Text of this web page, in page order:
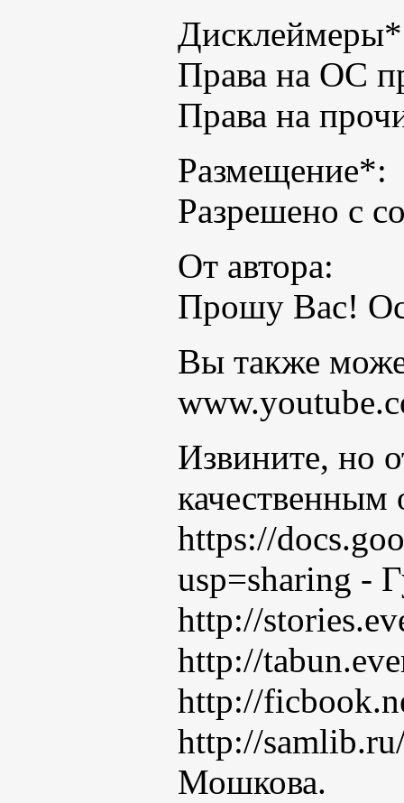
Права на ОС
Права на
Размещение*:
Разрешено с
От автора:
Прошу Вас!
Вы также
Извините, но
https://
usp=sharing -
http://
http://
http://
http://
Мошкова.